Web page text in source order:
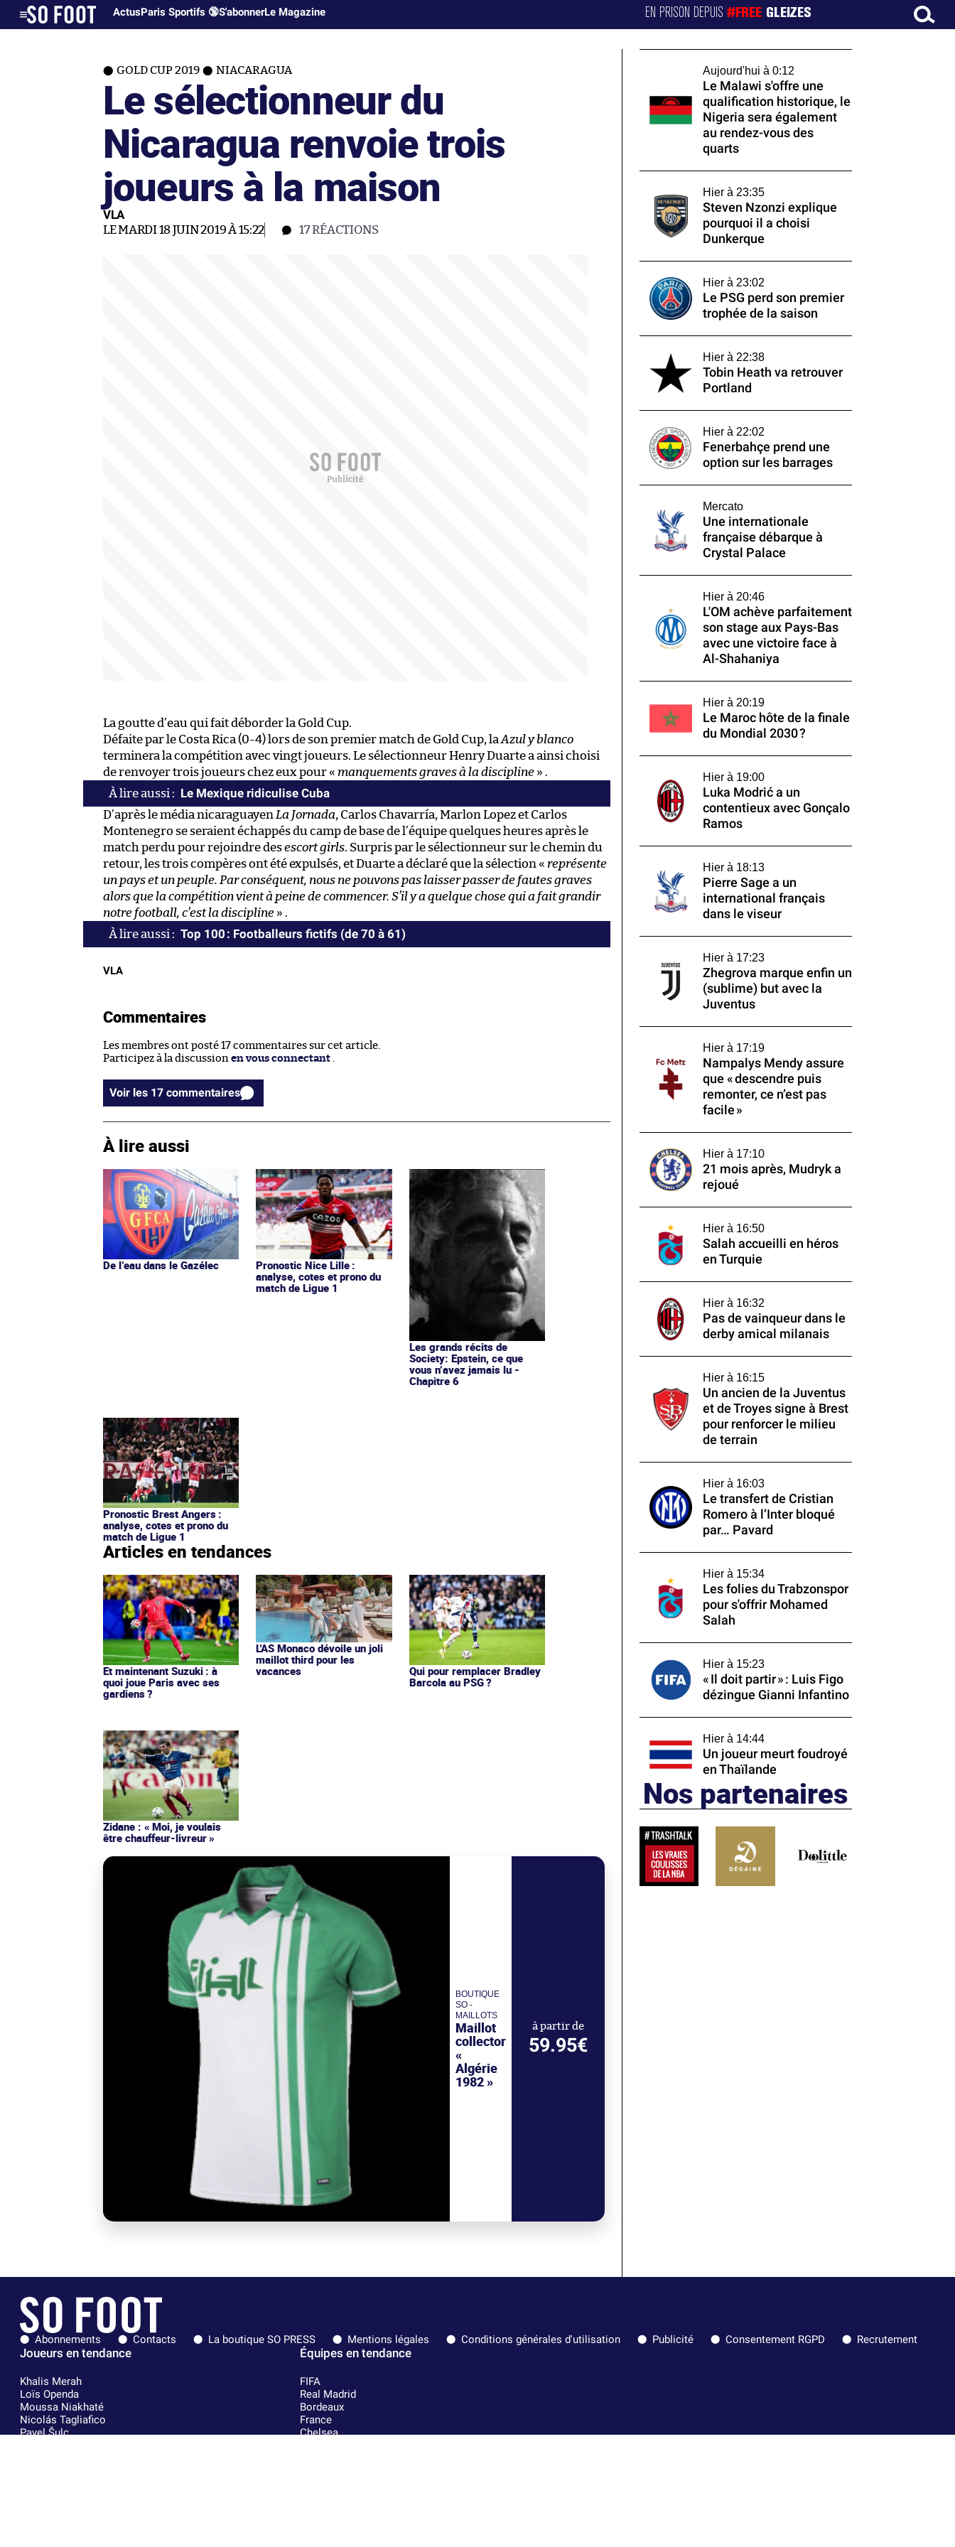
ActusParis Sportifs 🔞S'abonnerLe Magazine EN PRISON DEPUIS#FREE GLEIZES
GOLD CUP 2019 NIACARAGUA
Le sélectionneur du
Nicaragua renvoie trois
joueurs à la maison
VLA
LE MARDI 18 JUIN 2019 À 15:22 17RÉACTIONS
La goutte d’eau qui fait déborder la Gold Cup.
Défaite par le Costa Rica (0-4) lors de son premier match de Gold Cup, la Azul y blanco
terminera la compétition avec vingt joueurs. Le sélectionneur Henry Duarte a ainsi choisi
de renvoyer trois joueurs chez eux pour « manquements graves à la discipline » .
Le Mexique ridiculise Cuba
D’après le média nicaraguayen La Jornada, Carlos Chavarría, Marlon Lopez et Carlos
Montenegro se seraient échappés du camp de base de l’équipe quelques heures après le
match perdu pour rejoindre desescort girls. Surpris par le sélectionneur sur le chemin du
retour, les trois compères ont été expulsés, et Duarte a déclaré que la sélection « représente
un pays et un peuple. Par conséquent, nous ne pouvons pas laisser passer de fautes graves
alors que la compétition vient à peine de commencer. S’il y a quelque chose qui a fait grandir
notre football, c’est la discipline » .
Top 100 : Footballeurs fictifs (de 70 à 61)
VLA
Commentaires
Les membres ont posté 17 commentaires sur cet article.
Participez à la discussion en vous connectant .
Voir les 17 commentaires
À lire aussi
De l’eau dans le Gazélec
Pronostic Nice Lille :
analyse, cotes et prono du
match de Ligue 1
Les grands récits de
Society: Epstein, ce que
vous n’avez jamais lu -
Chapitre 6
Pronostic Brest Angers :
analyse, cotes et prono du
match de Ligue 1
Articles en tendances
Et maintenant Suzuki : à
quoi joue Paris avec ses
gardiens ?
L'AS Monaco dévoile un joli
maillot third pour les
vacances
Qui pour remplacer Bradley
Barcola au PSG ?
Zidane : « Moi, je voulais
être chauffeur-livreur »
BOUTIQUE
SO -
MAILLOTS
Maillot
collector
«
Algérie
1982 »
à partir de
59.95€
Aujourd'hui à 0:12
Le Malawi s'offre une
qualification historique, le
Nigeria sera également
au rendez-vous des
quarts
Hier à 23:35
Steven Nzonzi explique
pourquoi il a choisi
Dunkerque
Hier à 23:02
Le PSG perd son premier
trophée de la saison
Hier à 22:38
Tobin Heath va retrouver
Portland
Hier à 22:02
Fenerbahçe prend une
option sur les barrages
Mercato
Une internationale
française débarque à
Crystal Palace
Hier à 20:46
L'OM achève parfaitement
son stage aux Pays-Bas
avec une victoire face à
Al-Shahaniya
Hier à 20:19
Le Maroc hôte de la finale
du Mondial 2030 ?
Hier à 19:00
Luka Modrić a un
contentieux avec Gonçalo
Ramos
Hier à 18:13
Pierre Sage a un
international français
dans le viseur
Hier à 17:23
Zhegrova marque enfin un
(sublime) but avec la
Juventus
Hier à 17:19
Nampalys Mendy assure
que « descendre puis
remonter, ce n’est pas
facile »
Hier à 17:10
21 mois après, Mudryk a
rejoué
Hier à 16:50
Salah accueilli en héros
en Turquie
Hier à 16:32
Pas de vainqueur dans le
derby amical milanais
Hier à 16:15
Un ancien de la Juventus
et de Troyes signe à Brest
pour renforcer le milieu
de terrain
Hier à 16:03
Le transfert de Cristian
Romero à l’Inter bloqué
par… Pavard
Hier à 15:34
Les folies du Trabzonspor
pour s'offrir Mohamed
Salah
Hier à 15:23
« Il doit partir » : Luis Figo
dézingue Gianni Infantino
Hier à 14:44
Un joueur meurt foudroyé
en Thaïlande
Nos partenaires
Abonnements Contacts La boutique SO PRESS Mentions légales Conditions générales d'utilisation Publicité Consentement RGPD Recrutement
Joueurs en tendance
Khalis Merah
Loïs Openda
Moussa Niakhaté
Nicolás Tagliafico
Pavel Šulc
Équipes en tendance
FIFA
Real Madrid
Bordeaux
France
Chelsea